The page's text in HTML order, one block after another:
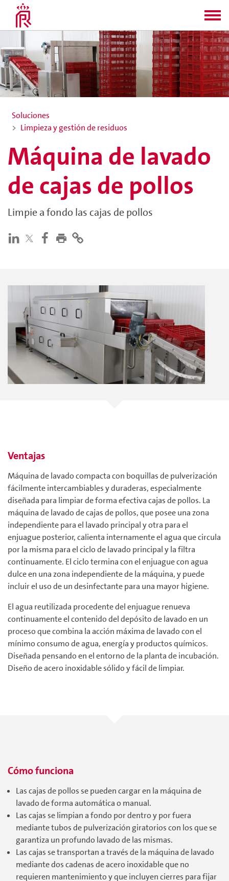
Soluciones
Limpieza y gestión de residuos
Máquina de lavado
de cajas de pollos
Limpie a fondo las cajas de pollos
Ventajas
Máquina de lavado compacta con boquillas de pulverización
fácilmente intercambiables y duraderas, especialmente
diseñada para limpiar de forma efectiva cajas de pollos. La
máquina de lavado de cajas de pollos, que posee una zona
independiente para el lavado principal y otra para el
enjuague posterior, calienta internamente el agua que circula
por la misma para el ciclo de lavado principal y la filtra
continuamente. El ciclo termina con el enjuague con agua
dulce en una zona independiente de la máquina, y puede
incluir el uso de un desinfectante para una mayor higiene.
El agua reutilizada procedente del enjuague renueva
continuamente el contenido del depósito de lavado en un
proceso que combina la acción máxima de lavado con el
mínimo consumo de agua, energía y productos químicos.
Diseñada pensando en el entorno de la planta de incubación.
Diseño de acero inoxidable sólido y fácil de limpiar.
Cómo funciona
Las cajas de pollos se pueden cargar en la máquina de
lavado de forma automática o manual.
Las cajas se limpian a fondo por dentro y por fuera
mediante tubos de pulverización giratorios con los que se
garantiza un profundo lavado de las mismas.
Las cajas se transportan a través de la máquina de lavado
mediante dos cadenas de acero inoxidable que no
requieren mantenimiento y que incluyen cierres para fijar